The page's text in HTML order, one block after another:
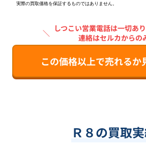
実際の買取価格を保証するものではありません。
＼ しつこい営業電話は一切あり
連絡はセルカからの
この価格以上で売れるか
Ｒ８の買取